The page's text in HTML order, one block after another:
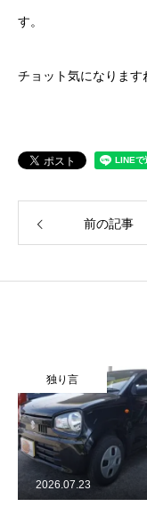
沿革
ご成約
部品取付
車磨き
す。
チョット気になります
前の記事
独り言
2026.07.23